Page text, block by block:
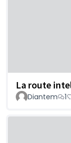
La route
Diantem 1